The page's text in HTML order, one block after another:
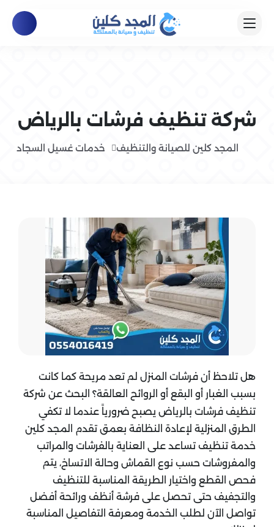
شركة تنظيف فرشات بالرياض
المجد كلين للصيانة والتنظيف خدمات غسيل السجاد
هل تلاحظ أن فرشات المنزل لم تعد مريحة كما كانت
بسبب الغبار أو البقع أو الروائح العالقة؟ البحث عن شركة
تنظيف فرشات بالرياض يصبح ضرورياً عندما لا تكفي
الطرق المنزلية لإعادة النظافة بعمق تقدم المجد كلين
خدمة تنظيف تساعد على العناية بالفرشات والمراتب
والمفروشات حسب نوع القماش وحالة الاتساخ، يتم
فحص القطع واختيار الطريقة المناسبة للتنظيف
والتجفيف حتى تحصل على فرشة أنظف ورائحة أفضل
تواصل الآن لطلب الخدمة ومعرفة التفاصيل المناسبة